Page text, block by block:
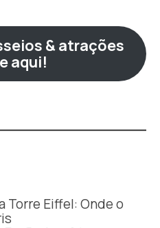
& atrações
aqui!
Torre Eiffel: Onde o